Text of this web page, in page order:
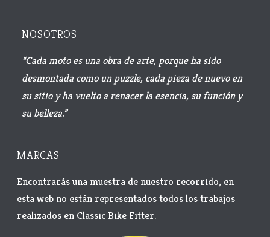
NOSOTROS
“Cada moto es una obra de arte, porque ha sido
desmontada como un puzzle, cada pieza de nuevo en
su sitio y ha vuelto a renacer la esencia, su función y
su belleza.”
MARCAS
Encontrarás una muestra de nuestro recorrido, en
esta web no están representados todos los trabajos
realizados en Classic Bike Fitter.